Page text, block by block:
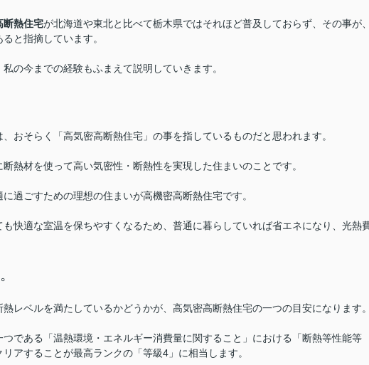
断熱住宅が北海道や東北と比べて栃木県ではそれほど普及しておらず、その事が
と指摘しています。
私の今までの経験もふまえて説明していきます。
おそらく「高気密高断熱住宅」の事を指しているものだと思われます。
熱材を使って高い気密性・断熱性を実現した住まいのことです。
過ごすための理想の住まいが高機密高断熱住宅です。
快適な室温を保ちやすくなるため、普通に暮らしていれば省エネになり、光熱
レベルを満たしているかどうかが、高気密高断熱住宅の一つの目安になります
つである「温熱環境・エネルギー消費量に関すること」における「断熱等性能等
アすることが最高ランクの「等級4」に相当します。